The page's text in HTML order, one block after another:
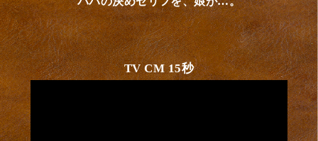
TV CM 15秒